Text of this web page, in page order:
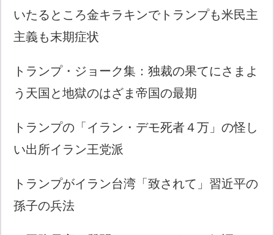
いたるところ金キラキンでトランプも米民主
主義も末期症状
トランプ・ジョーク集：独裁の果てにさまよ
う天国と地獄のはざま帝国の最期
トランプの「イラン・デモ死者４万」の怪し
い出所イラン王党派
トランプがイラン台湾「致されて」習近平の
孫子の兵法